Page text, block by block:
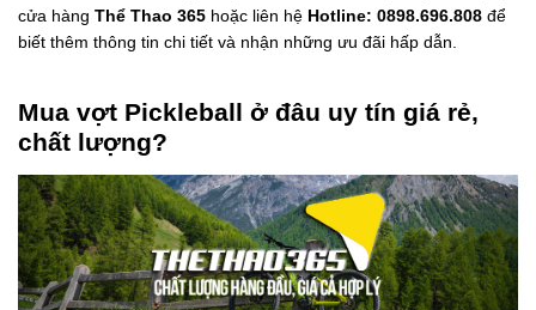
cửa hàng Thể Thao 365 hoặc liên hệ Hotline: 0898.696.808 để
biết thêm thông tin chi tiết và nhận những ưu đãi hấp dẫn.
Mua vợt Pickleball ở đâu uy tín giá rẻ,
chất lượng?